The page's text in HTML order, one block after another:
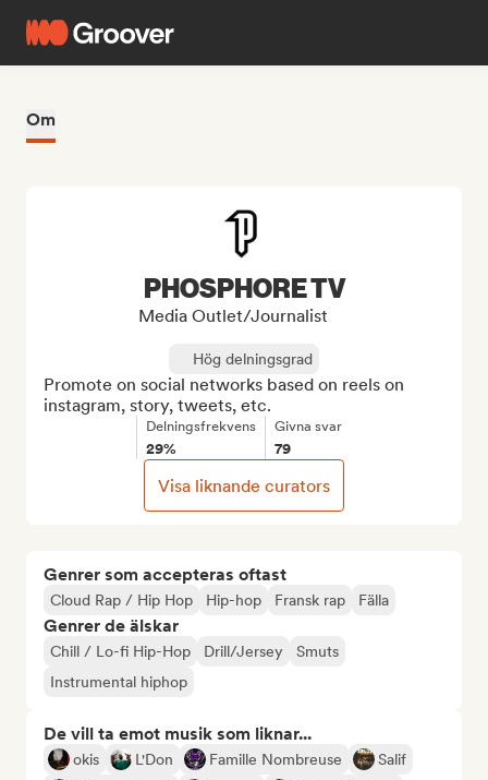
Om
Genrer som accepteras oftast
Cloud Rap / Hip Hop Hip-hop Fransk rap Fälla
Genrer de älskar
Chill / Lo-fi Hip-Hop Drill/Jersey
Smuts
Instrumental hiphop
De vill ta emot musik som liknar...
okis L'Don Famille Nombreuse
Salif
PHOSPHORE TV
Media Outlet/Journalist
Hög delningsgrad
Promote on social networks based on reels on
instagram, story, tweets, etc.
Delningsfrekvens
29%
Givna svar
79
Visa liknande curators